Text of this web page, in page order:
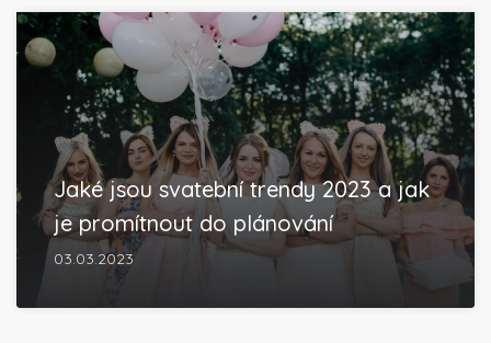
Jaké jsou svatební trendy 2023 a jak
je promítnout do plánování
03.03.2023